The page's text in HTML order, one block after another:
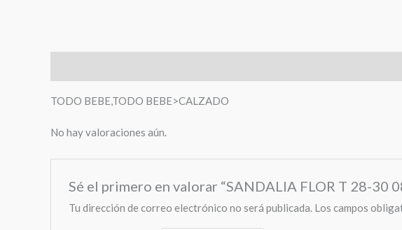
TODO BEBE,TODO BEBE>CALZADO
No hay valoraciones aún.
Sé el primero en valorar “SANDALIA FLOR T 28-30
Tu dirección de correo electrónico no será publicada. Los campos